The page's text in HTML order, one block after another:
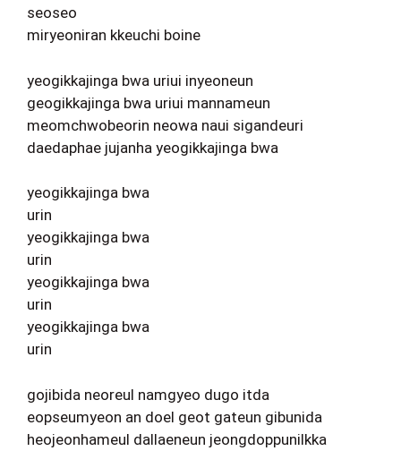
seoseo
miryeoniran kkeuchi boine
yeogikkajinga bwa uriui inyeoneun
geogikkajinga bwa uriui mannameun
meomchwobeorin neowa naui sigandeuri
daedaphae jujanha yeogikkajinga bwa
yeogikkajinga bwa
urin
yeogikkajinga bwa
urin
yeogikkajinga bwa
urin
yeogikkajinga bwa
urin
gojibida neoreul namgyeo dugo itda
eopseumyeon an doel geot gateun gibunida
heojeonhameul dallaeneun jeongdoppunilkka